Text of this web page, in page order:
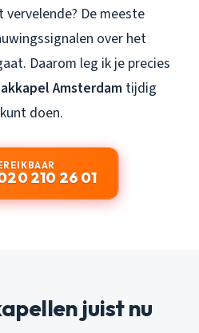
vervelende? De meeste
over het
Daarom leg ik je precies
Amsterdam tijdig
doen.
210 26 01
juist nu